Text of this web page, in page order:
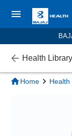
Health Library
Home Health